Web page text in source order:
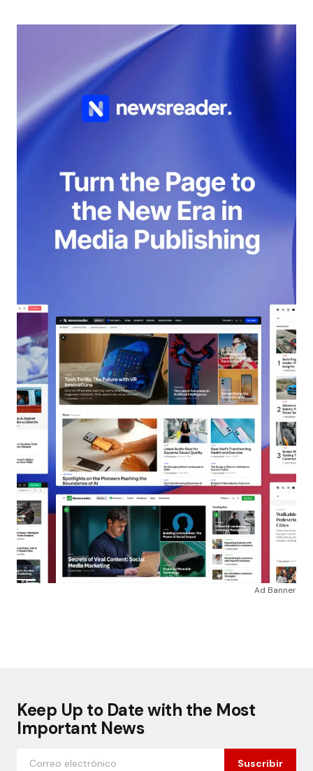
Ad Banner
Keep Up to Date with the Most
Important News
Suscribir